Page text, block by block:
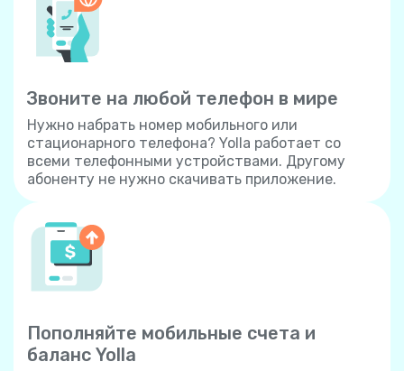
Звоните на любой телефон в мире
Нужно набрать номер мобильного или
стационарного телефона? Yolla работает со
всеми телефонными устройствами. Другому
абоненту не нужно скачивать приложение.
Пополняйте мобильные счета и
баланс Yolla